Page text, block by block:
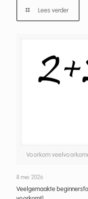
Lees verder
Voorkom
8 mei 2026
Veelgemaakte